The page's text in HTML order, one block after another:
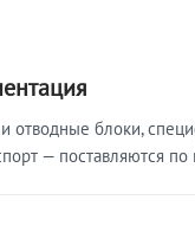
отводные блоки,
— поставляются по